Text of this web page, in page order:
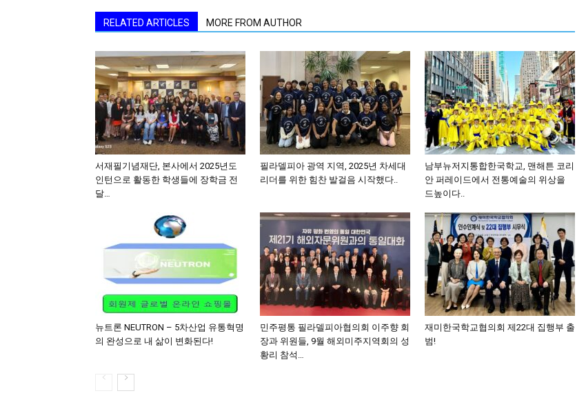
보
은
행
(PA/NJ/DE)
RELATED ARTICLES MORE FROM AUTHOR
서재필기념재단, 본사에서 2025년도
인턴으로 활동한 학생들에 장학금 전
달…
필라델피아 광역 지역, 2025년 차세대
리더를 위한 힘찬 발걸음 시작했다..
남부뉴저지통합한국학교, 맨해튼 코리
안 퍼레이드에서 전통예술의 위상을
드높이다..
뉴트론 NEUTRON – 5차산업 유통혁명
의 완성으로 내 삶이 변화된다!
민주평통 필라델피아협의회 이주향 회
장과 위원들, 9월 해외미주지역회의 성
황리 참석…
재미한국학교협의회 제22대 집행부 출
범!